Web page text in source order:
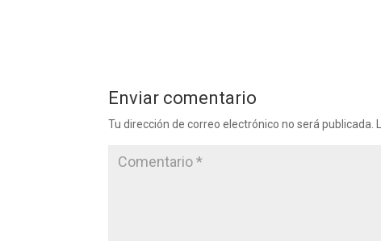
Enviar comentario
Tu dirección de correo electrónico no será publicada.